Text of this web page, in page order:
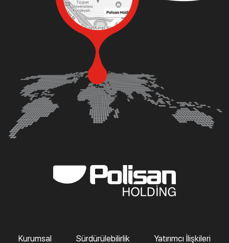
Kurumsal Sürdürülebilirlik Yatırımcı İlişkileri